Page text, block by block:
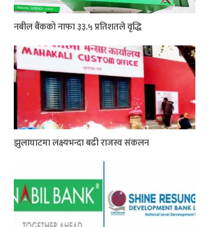
नबील बैंकको नाफा ३३.५ प्रतिशतले वृद्धि
झुलाघाटमा लक्ष्यभन्दा बढी राजस्व संकलन